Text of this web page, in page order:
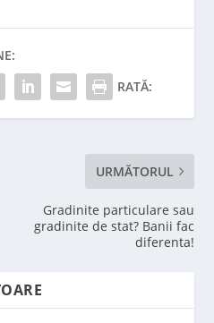
RATĂ:
URMĂTORUL
Gradinite particulare sau
gradinite de stat? Banii fac
diferenta!